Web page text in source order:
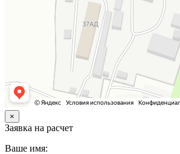
×
Заявка на расчет
Ваше имя: